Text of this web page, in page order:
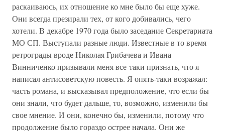
раскаиваюсь, их отношение ко мне было бы еще хуже.
Они всегда презирали тех, от кого добивались, чего
хотели. В декабре 1970 года было заседание Секретариата
МО СП. Выступали разные люди. Известные в то время
ретрограды вроде Николая Грибачева и Ивана
Винниченко призывали меня все-таки признать, что я
написал антисоветскую повесть. Я опять-таки возражал:
часть романа, и высказывал предположение, что если бы
они знали, что будет дальше, то, возможно, изменили бы
свое мнение. И они, конечно бы, изменили, потому что
продолжение было гораздо острее начала. Они же